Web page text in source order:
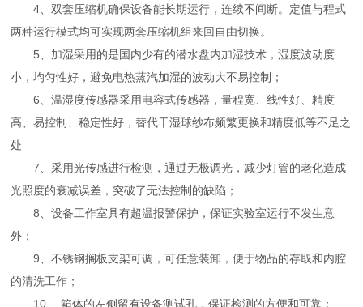
4、双套压缩机确保设备能长期运行，连续不间断。定值与程式
两种运行模式均可实现两套压缩机组来回自由切换。
5、加湿采用的是国内少有的潜水盘内加湿技术，湿度波动度
小，均匀性好，避免电热蒸汽加湿的波动大不易控制；
6、温湿度传感器采用电容式传感器，量程宽、线性好、精度
高、易控制、稳定性好，替代干湿球纱布频繁更换和精度低等不足之
处
7、采用光传感进行检测，通过无极调光，减少灯管的老化造成
光照度的衰减误差，突破了无法控制的缺陷；
8、设备工作室具有超温报警保护，保证实验室运行不发生意
外；
9、不锈钢搁板支架可调，可任意装卸，便于物品的存取和内腔
的清洗工作；
10、 箱体的左侧留有设备测试孔，保证检测的方便和可靠；